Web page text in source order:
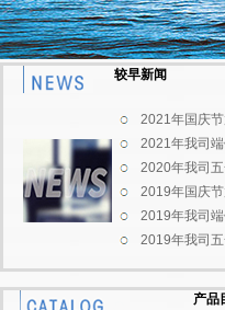
较早新闻
2021年国庆
2021年我司
2020年我司
2019年国庆
2019年我司
2019年我司
产品